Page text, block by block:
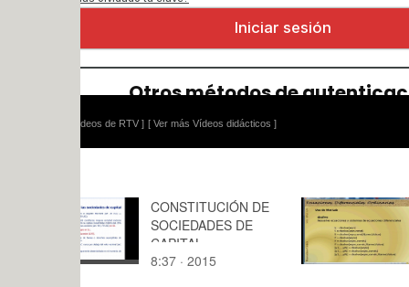
[ Ver más Vídeos didácticos ]
CONSTITUCIÓN DE
SOCIEDADES DE
CAPITAL
8:37 · 2015
M2-EDO-
5:14 · 2015